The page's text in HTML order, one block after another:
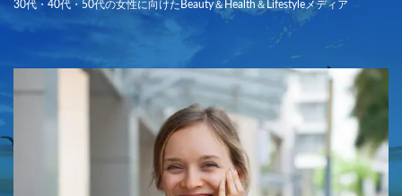
30代・40代・50代の女性に向けたBeauty＆Health＆Lifestyleメディア